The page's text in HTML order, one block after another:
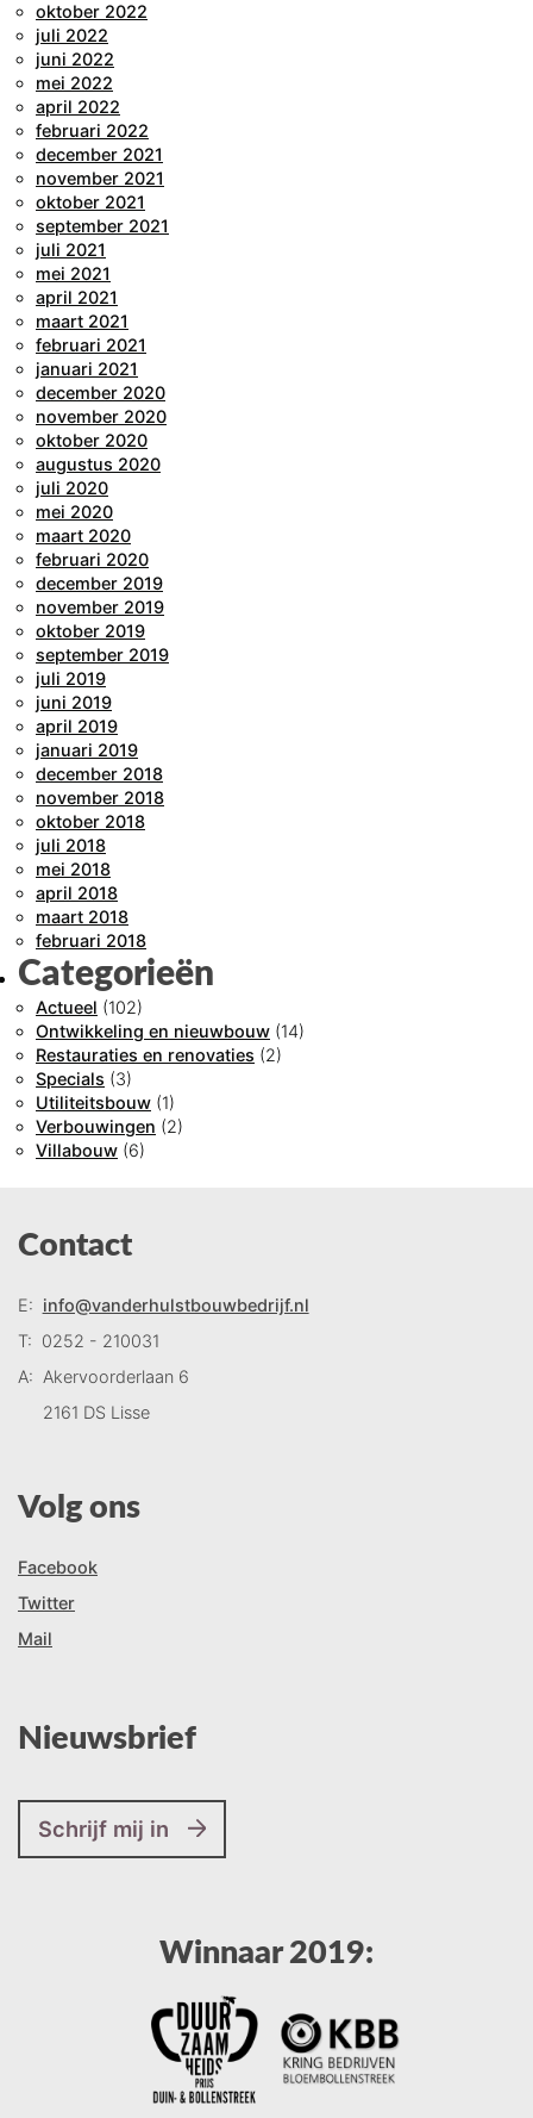
oktober 2022
juli 2022
juni 2022
mei 2022
april 2022
februari 2022
december 2021
november 2021
oktober 2021
september 2021
juli 2021
mei 2021
april 2021
maart 2021
februari 2021
januari 2021
december 2020
november 2020
oktober 2020
augustus 2020
juli 2020
mei 2020
maart 2020
februari 2020
december 2019
november 2019
oktober 2019
september 2019
juli 2019
juni 2019
april 2019
januari 2019
december 2018
november 2018
oktober 2018
juli 2018
mei 2018
april 2018
maart 2018
februari 2018
Categorieën
Actueel (102)
Ontwikkeling en nieuwbouw (14)
Restauraties en renovaties (2)
Specials (3)
Utiliteitsbouw (1)
Verbouwingen (2)
Villabouw (6)
Contact
E: info@vanderhulstbouwbedrijf.nl
T: 0252 - 210031
A: Akervoorderlaan 6
2161 DS Lisse
Volg ons
Facebook
Twitter
Mail
Nieuwsbrief
Schrijf mij in
Winnaar 2019: